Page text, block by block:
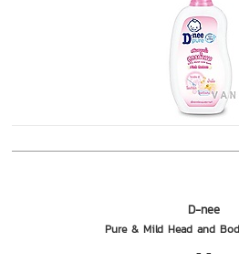
D-nee
Pure & Mild Head and
- -